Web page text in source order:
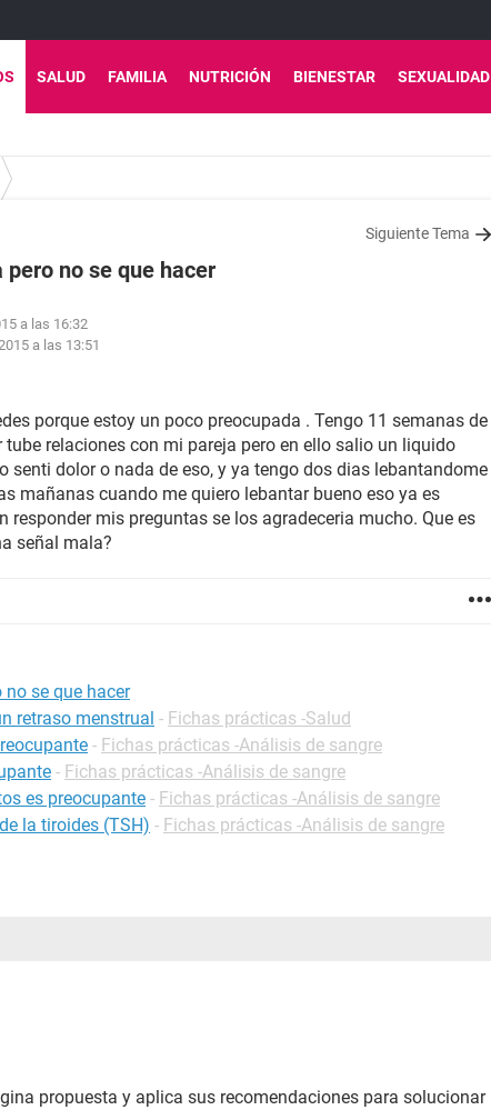
SALUD FAMILIA NUTRICIÓN BIENESTAR SEXUALIDAD
Siguiente Tema
pero no se que hacer
a las 16:32
a las 13:51
porque estoy un poco preocupada . Tengo 11 semanas de
tube relaciones con mi pareja pero en ello salio un liquido
senti dolor o nada de eso, y ya tengo dos dias lebantandome
mañanas cuando me quiero lebantar bueno eso ya es
responder mis preguntas se los agradeceria mucho. Que es
señal mala?
se que hacer
retraso menstrual - Fichas prácticas -Salud
- Fichas prácticas -Análisis de sangre
- Fichas prácticas -Análisis de sangre
es preocupante - Fichas prácticas -Análisis de sangre
la tiroides (TSH) - Fichas prácticas -Análisis de sangre
propuesta y aplica sus recomendaciones para solucionar